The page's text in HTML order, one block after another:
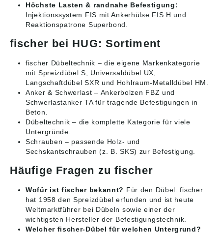
Höchste Lasten & randnahe Befestigung:
Injektionssystem FIS mit Ankerhülse FIS H und
Reaktionspatrone Superbond.
fischer bei HUG: Sortiment
fischer Dübeltechnik – die eigene Markenkategorie
mit Spreizdübel S, Universaldübel UX,
Langschaftdübel SXR und Hohlraum-Metalldübel HM.
Anker & Schwerlast – Ankerbolzen FBZ und
Schwerlastanker TA für tragende Befestigungen in
Beton.
Dübeltechnik – die komplette Kategorie für viele
Untergründe.
Schrauben – passende Holz- und
Sechskantschrauben (z. B. SKS) zur Befestigung.
Häufige Fragen zu fischer
Wofür ist fischer bekannt? Für den Dübel: fischer
hat 1958 den Spreizdübel erfunden und ist heute
Weltmarktführer bei Dübeln sowie einer der
wichtigsten Hersteller der Befestigungstechnik.
Welcher fischer-Dübel für welchen Untergrund?